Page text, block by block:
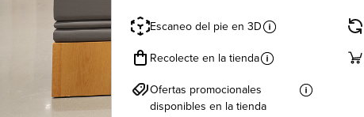
Escaneo del pie en 3D
Recolecte en la tienda
Ofertas promocionales
disponibles en la tienda